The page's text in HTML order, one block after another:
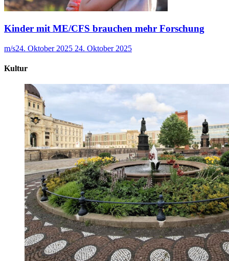
Kinder mit ME/CFS brauchen mehr Forschung
m/s24. Oktober 2025 24. Oktober 2025
Kultur